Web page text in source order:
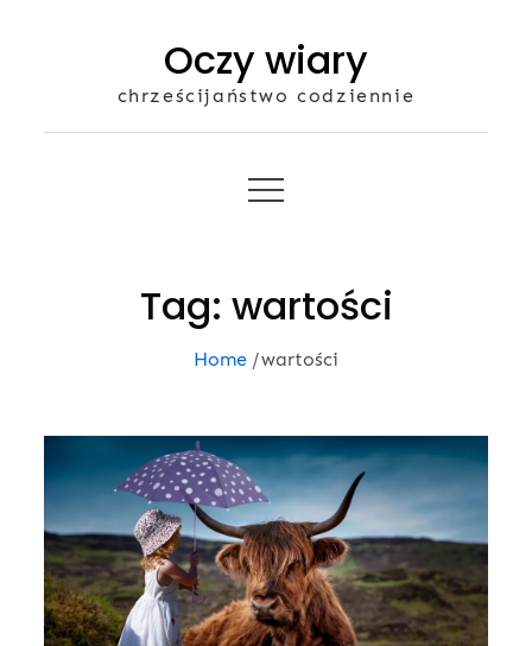
Oczy wiary
chrześcijaństwo codziennie
Tag: wartości
Home wartości